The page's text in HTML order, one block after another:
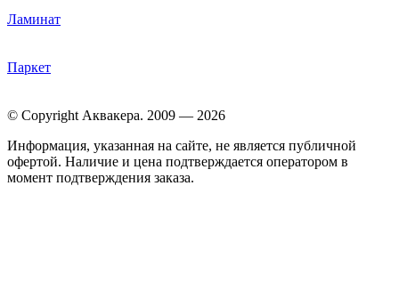
Ламинат
Паркет
© Copyright Аквакера. 2009 — 2026
Информация, указанная на сайте, не является публичной
офертой. Наличие и цена подтверждается оператором в
момент подтверждения заказа.